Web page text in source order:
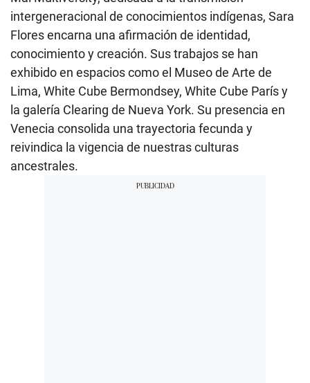
intergeneracional de conocimientos indígenas, Sara
Flores encarna una afirmación de identidad,
conocimiento y creación. Sus trabajos se han
exhibido en espacios como el Museo de Arte de
Lima, White Cube Bermondsey, White Cube París y
la galería Clearing de Nueva York. Su presencia en
Venecia consolida una trayectoria fecunda y
reivindica la vigencia de nuestras culturas
ancestrales.